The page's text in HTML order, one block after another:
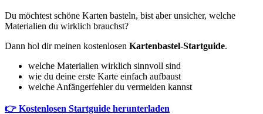
Du möchtest schöne Karten basteln, bist aber unsicher, welche
Materialien du wirklich brauchst?
Dann hol dir meinen kostenlosen Kartenbastel-Startguide.
welche Materialien wirklich sinnvoll sind
wie du deine erste Karte einfach aufbaust
welche Anfängerfehler du vermeiden kannst
👉 Kostenlosen Startguide herunterladen